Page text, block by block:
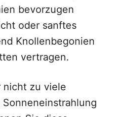
bevorzugen
oder sanftes
Knollenbegonien
vertragen.
nicht zu viele